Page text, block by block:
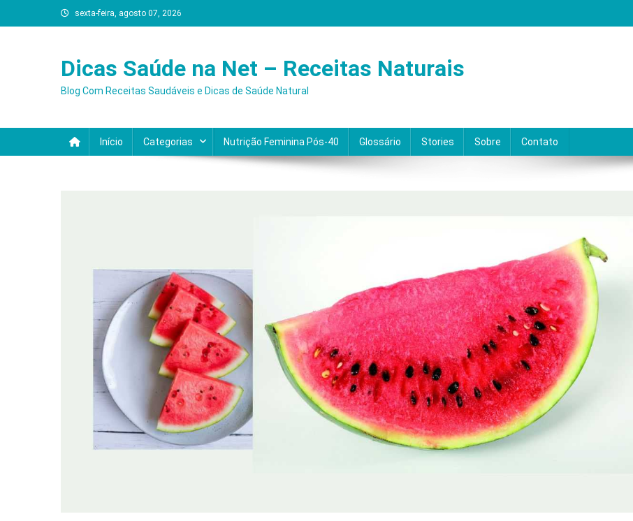
to
sexta-feira, agosto 07, 2026
Dicas Saúde na Net – Receitas Naturais
Blog Com Receitas Saudáveis e Dicas de Saúde Natural
Início Categorias Nutrição Feminina Pós-40 Glossário Stories Sobre Contato